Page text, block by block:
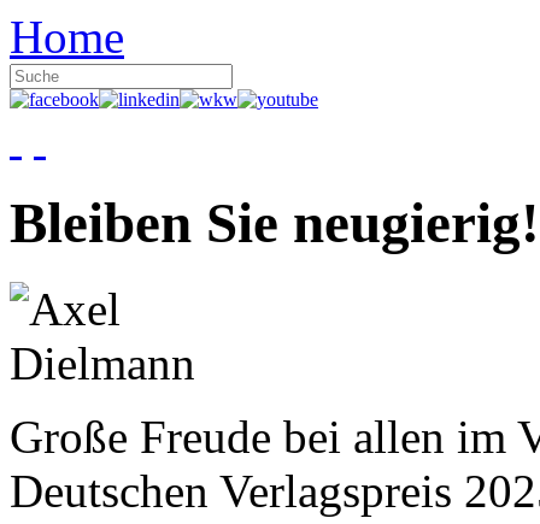
Home
Bleiben Sie neugierig!
Große Freude bei allen im
Deutschen Verlagspreis